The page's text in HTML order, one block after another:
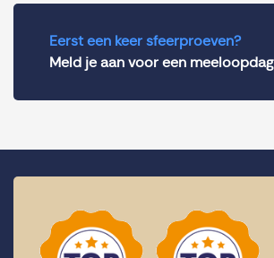
Eerst een keer sfeerproeven?
Meld je aan voor een meeloopdag